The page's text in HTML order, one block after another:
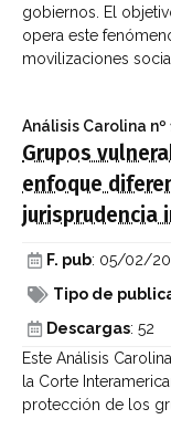
gobiernos. El
opera este
movilizaciones
Análisis Carolina
Grupos
enfoque
jurisprudencia
F. pub: 05/02/
Tipo de
Descargas: 52
Este Análisis
la Corte
protección de los